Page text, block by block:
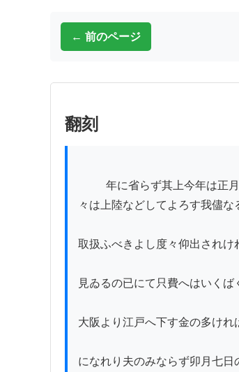
← 前のページ
翻刻
々は上陸などしてよろす我儘
取扱ふべきよし度々仰出されけ
見ゐるの已にて只費へはいく
大阪より江戸へ下す金の多け
になれり夫のみならず卯月七